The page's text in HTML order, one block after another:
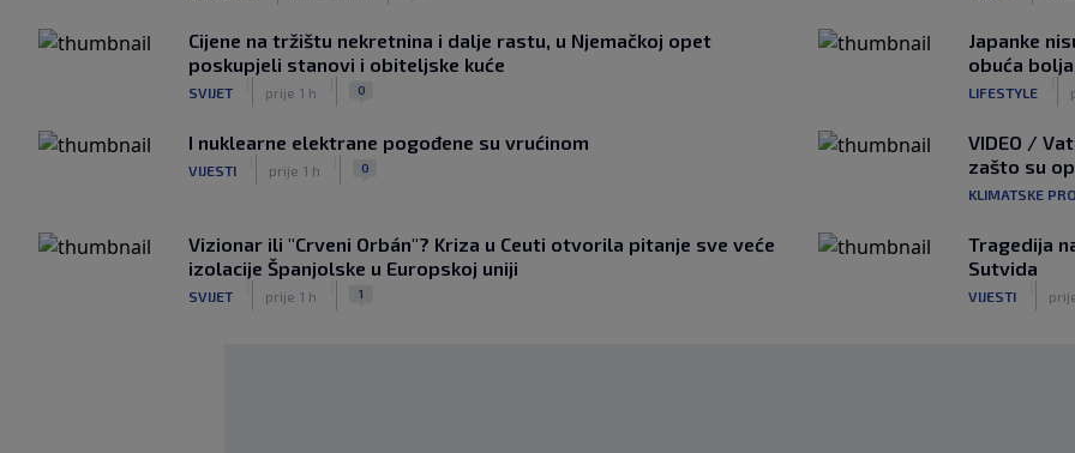
Cijene na tržištu nekretnina i dalje rastu, u Njemačkoj opet
poskupjeli stanovi i obiteljske kuće
SVIJET prije 1 h 0
Japanke
obuća
LIFESTYLE
I nuklearne elektrane pogođene su vrućinom
VIJESTI prije 1 h 0
VIDEO /
zašto su
KLIMATSKE
Vizionar ili "Crveni Orbán"? Kriza u Ceuti otvorila pitanje sve veće
izolacije Španjolske u Europskoj uniji
SVIJET prije 1 h 1
Tragedija
Sutvida
VIJESTI